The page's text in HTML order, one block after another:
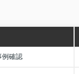
例確認